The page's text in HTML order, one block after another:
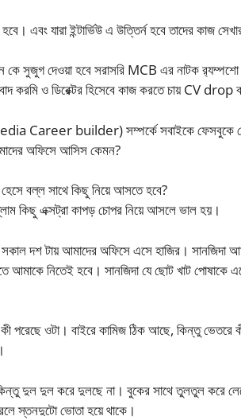
হবে। এবং যারা ইন্টার্ভিউ এ উত্তির্ন হবে তাদের কাজ
কে সুজুগ দেওয়া হবে সরাসরি MCB এর নাটক র‍্যম্পশো
করমি ও ডিরেক্টর হিসেবে কাজ করতে চায় CV drop
Career builder) সম্পর্কে সবাইকে ফেসবুকে
অফিসে আসিস কেমন?
হেসে বল্ল সাথে কিছু নিয়ে আসতে হবে?
কিছু এক্সট্রা কাপড় চোপর নিয়ে আসলে ভাল হয়।
সকাল দশ টায় আমাদের অফিসে এসে হাজির। সানজিদা
আমাকে নিতেই হবে। সানজিদা যে ছোট খাট
পরেছে ওটা। বাইরে কামিজ ঠিক আছে, কিন্তু
দুল দুল করে দুলছে না। বুকের সাথে তুলতুল করে
স্তনদুটো ভোতা হয়ে থাকে।